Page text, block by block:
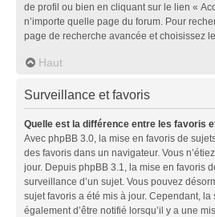
de profil ou bien en cliquant sur le lien «
n’importe quelle page du forum. Pour
page de recherche avancée et choisissez
Haut
Surveillance et favoris
Quelle est la différence entre les favoris
Avec phpBB 3.0, la mise en favoris de
des favoris dans un navigateur. Vous
jour. Depuis phpBB 3.1, la mise en favoris
surveillance d’un sujet. Vous pouvez
sujet favoris a été mis à jour. Cependant,
également d’être notifié lorsqu’il y a une